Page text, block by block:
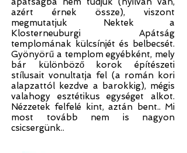
azért érnek össze), viszont
megmutatjuk Nektek a
Klosterneuburgi Apátság
templomának külcsínjét és belbecsét.
Gyönyörű a templom egyébként, mely
bár különböző korok építészeti
stílusait vonultatja fel (a román kori
alapzattól kezdve a barokkig), mégis
valahogy esztétikus egységet alkot.
Nézzetek felfelé kint, aztán bent.. Mi
most tovább nem is nagyon
csicsergünk..